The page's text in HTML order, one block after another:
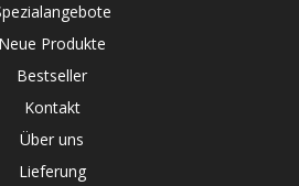
Neue Produkte
Bestseller
Kontakt
Über uns
Lieferung